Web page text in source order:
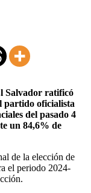
partido oficialista
del pasado 4
un 84,6% de
de la elección de
el periodo 2024-